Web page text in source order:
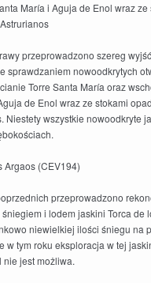
María i Aguja de Enol wraz
przeprowadzono szereg
sprawdzaniem nowoodkrytych
Torre Santa María oraz
de Enol wraz ze stokami
Niestety wszystkie nowoodkryte
Argaos (CEV194)
przeprowadzono
i lodem jaskini Torca de
niewielkiej ilości śniegu na
w tym roku eksploracja w tej
jest możliwa.